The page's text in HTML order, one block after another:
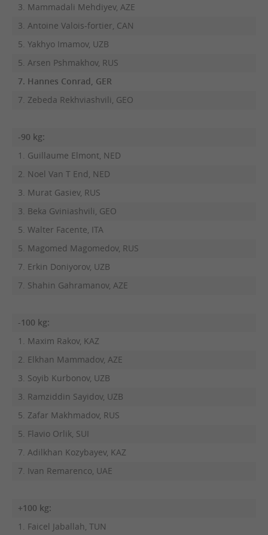
3. Mammadali Mehdiyev, AZE
3. Antoine Valois-fortier, CAN
5. Yakhyo Imamov, UZB
5. Arsen Pshmakhov, RUS
7. Hannes Conrad, GER
7. Zebeda Rekhviashvili, GEO
-90 kg:
1. Guillaume Elmont, NED
2. Noel Van T End, NED
3. Murat Gasiev, RUS
3. Beka Gviniashvili, GEO
5. Walter Facente, ITA
5. Magomed Magomedov, RUS
7. Erkin Doniyorov, UZB
7. Shahin Gahramanov, AZE
-100 kg:
1. Maxim Rakov, KAZ
2. Elkhan Mammadov, AZE
3. Soyib Kurbonov, UZB
3. Ramziddin Sayidov, UZB
5. Zafar Makhmadov, RUS
5. Flavio Orlik, SUI
7. Adilkhan Kozybayev, KAZ
7. Ivan Remarenco, UAE
+100 kg:
1. Faicel Jaballah, TUN